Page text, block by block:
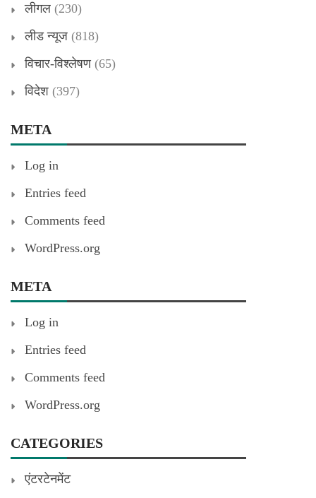
लीगल (230)
लीड न्यूज (818)
विचार-विश्लेषण(65)
विदेश (397)
META
Log in
Entries feed
Comments feed
WordPress.org
META
Log in
Entries feed
Comments feed
WordPress.org
CATEGORIES
एंटरटेनमेंट